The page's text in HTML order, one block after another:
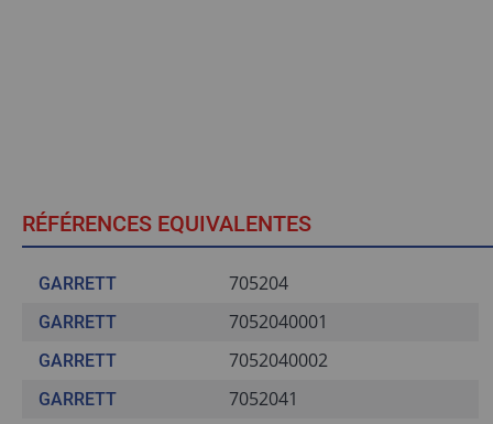
RÉFÉRENCES EQUIVALENTES
GARRETT 705204
GARRETT 7052040001
GARRETT 7052040002
GARRETT 7052041